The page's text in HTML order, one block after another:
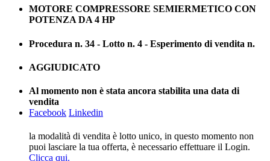
MOTORE COMPRESSORE SEMIERMETICO CON
POTENZA DA 4 HP
Procedura n. 34 - Lotto n. 4 - Esperimento di vendita n.
AGGIUDICATO
Al momento non è stata ancora stabilita una data di
vendita
Facebook Linkedin
la modalità di vendita è lotto unico, in questo momento non
puoi lasciare la tua offerta, è necessario effettuare il Login.
Clicca qui.